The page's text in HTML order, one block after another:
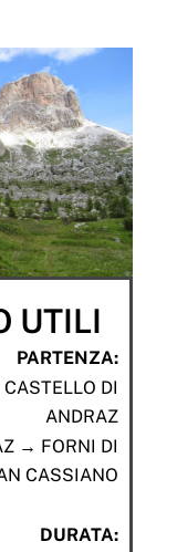
UTILI
PARTENZA:
DI
ANDRAZ
→ FORNI DI
CASSIANO
DURATA: